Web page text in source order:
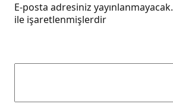
E-posta adresiniz yayınlanmayacak.
ile işaretlenmişlerdir